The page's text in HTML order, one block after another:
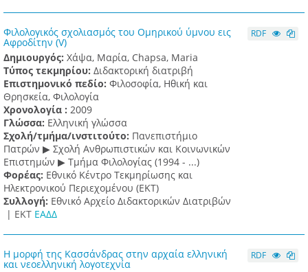
Φιλολογικός σχολιασμός του Ομηρικού ύμνου εις
Αφροδίτην (V)
Δημιουργός: Χάψα, Μαρία, Chapsa, Maria
Τύπος τεκμηρίου: Διδακτορική διατριβή
Επιστημονικό πεδίο: Φιλοσοφία, Ηθική και
Θρησκεία, Φιλολογία
Χρονολογία : 2009
Γλώσσα: Ελληνική γλώσσα
Σχολή/τμήμα/ινστιτούτο: Πανεπιστήμιο
Πατρών ▶ Σχολή Ανθρωπιστικών και Κοινωνικών
Επιστημών ▶ Τμήμα Φιλολογίας (1994 - ...)
Φορέας: Εθνικό Κέντρο Τεκμηρίωσης και
Ηλεκτρονικού Περιεχομένου (ΕΚΤ)
Συλλογή: Εθνικό Αρχείο Διδακτορικών Διατριβών
| ΕΚΤ ΕΑΔΔ
RDF
Η μορφή της Κασσάνδρας στην αρχαία ελληνική
και νεοελληνική λογοτεχνία
RDF